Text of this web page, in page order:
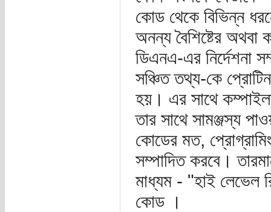
কোড থেকে বিভিন্ন
অনন্য বৈশিষ্টের
ডিএনএ-এর নির্দেশনা
সঞ্চিত তথ্য-কে
হয়। এর সাথে
তার সাথে সামঞ্জস্য
কোডের মত, প্রোগ্রামিং
সম্পাদিত করবে।
মাধ্যম - "হাই লেভেল
কোড ।